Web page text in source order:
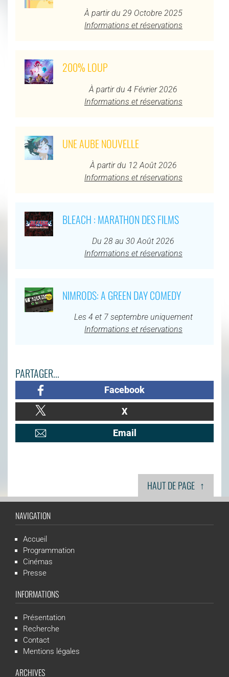
À partir du 29 Octobre 2025
Informations et réservations
200% LOUP
À partir du 4 Février 2026
Informations et réservations
UNE AUBE NOUVELLE
À partir du 12 Août 2026
Informations et réservations
BLEACH : MARATHON DES FILMS
Du 28 au 30 Août 2026
Informations et réservations
NIMRODS: A GREEN DAY COMEDY
Les 4 et 7 septembre uniquement
Informations et réservations
PARTAGER...
Facebook
X
Email
HAUT DE PAGE ↑
NAVIGATION
Accueil
Programmation
Cinémas
Presse
INFORMATIONS
Présentation
Recherche
Contact
Mentions légales
ARCHIVES